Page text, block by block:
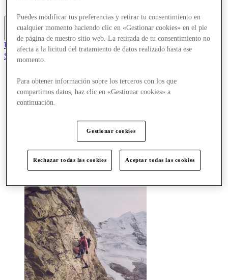
Más
Únete al Club
Salvado
es
Tiendas
Ofertas
Planifica tu visita
Más
Puedes modificar tus preferencias y retirar tu consentimiento en
cualquier momento haciendo clic en «Gestionar cookies» en el pie
de página de nuestro sitio web. La retirada de tu consentimiento no
afecta a la licitud del tratamiento de datos realizado hasta ese
momento.
Para obtener información sobre los terceros con los que
compartimos datos, haz clic en «Gestionar cookies» a
continuación.
Gestionar cookies
Rechazar todas las cookies Aceptar todas las cookies